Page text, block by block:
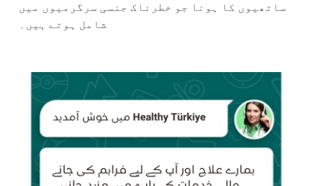
ساتھیوں کا ہونا جو خطرناک جنسی سرگرمیوں میں
شامل ہوتے ہیں۔